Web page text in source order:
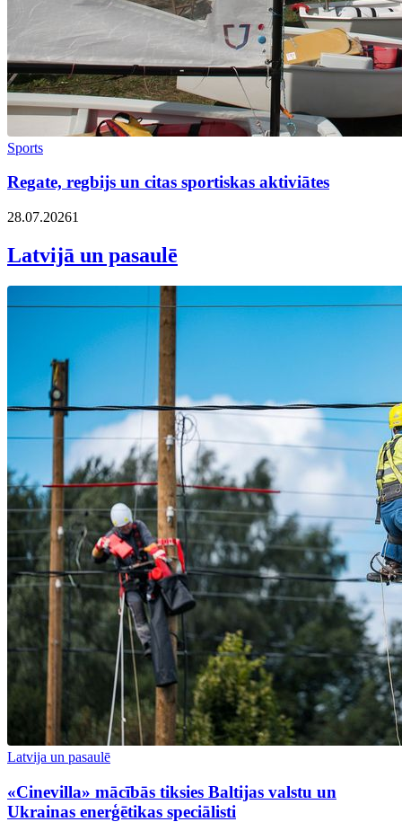
Sports
Regate, regbijs un citas sportiskas aktiviātes
28.07.20261
Latvijā un pasaulē
Latvija un pasaulē
«Cinevilla» mācībās tiksies Baltijas valstu un
Ukrainas enerģētikas speciālisti